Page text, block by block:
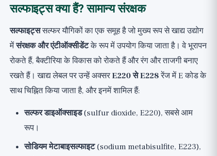
सल्फाइट्स क्या हैं? सामान्य संरक्षक
सल्फाइट्ससल्फर यौगिकों का एक समूह है जो मुख्य रूप से खाद्य उद्योग
मेंसंरक्षक और एंटीऑक्सीडेंटके रूप में उपयोग किया जाता है। वे भूरापन
रोकते हैं, बैक्टीरिया के विकास को रोकते हैं और रंग और ताजगी बनाए
रखते हैं। खाद्य लेबल पर उन्हें अक्सरE220 से E228रेंज में E कोड के
साथ चिह्नित किया जाता है, और इनमें शामिल हैं:
सल्फर डाइऑक्साइड(sulfur dioxide, E220), सबसे आम
रूप।
सोडियम मेटाबाइसल्फाइट(sodium metabisulfite, E223),